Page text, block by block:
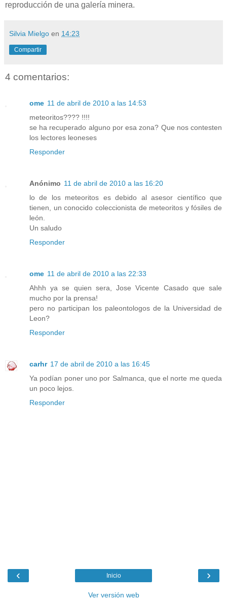
reproducción de una galería minera.
Silvia Mielgo en 14:23
Compartir
4 comentarios:
ome 11 de abril de 2010 a las 14:53
meteoritos???? !!!!
se ha recuperado alguno por esa zona? Que nos contesten
los lectores leoneses
Responder
Anónimo 11 de abril de 2010 a las 16:20
lo de los meteoritos es debido al asesor científico que
tienen, un conocido coleccionista de meteoritos y fósiles de
león.
Un saludo
Responder
ome 11 de abril de 2010 a las 22:33
Ahhh ya se quien sera, Jose Vicente Casado que sale
mucho por la prensa!
pero no participan los paleontologos de la Universidad de
Leon?
Responder
carhr 17 de abril de 2010 a las 16:45
Ya podían poner uno por Salmanca, que el norte me queda
un poco lejos.
Responder
‹ ›
Inicio
Ver versión web